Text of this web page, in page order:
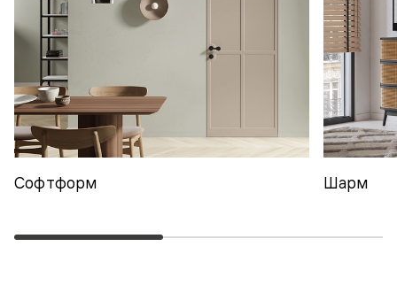
Софтформ Шарм